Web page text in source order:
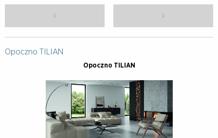
Opoczno TILIAN
Opoczno TILIAN